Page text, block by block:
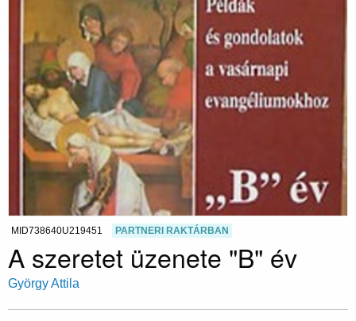
MID738640U219451 PARTNERI RAKTÁRBAN
A szeretet üzenete "B" év
György Attila